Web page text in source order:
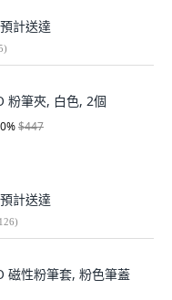
預計送達
)
粉筆夾, 白色, 2個
%$447
預計送達
126)
磁性粉筆套, 粉色筆蓋